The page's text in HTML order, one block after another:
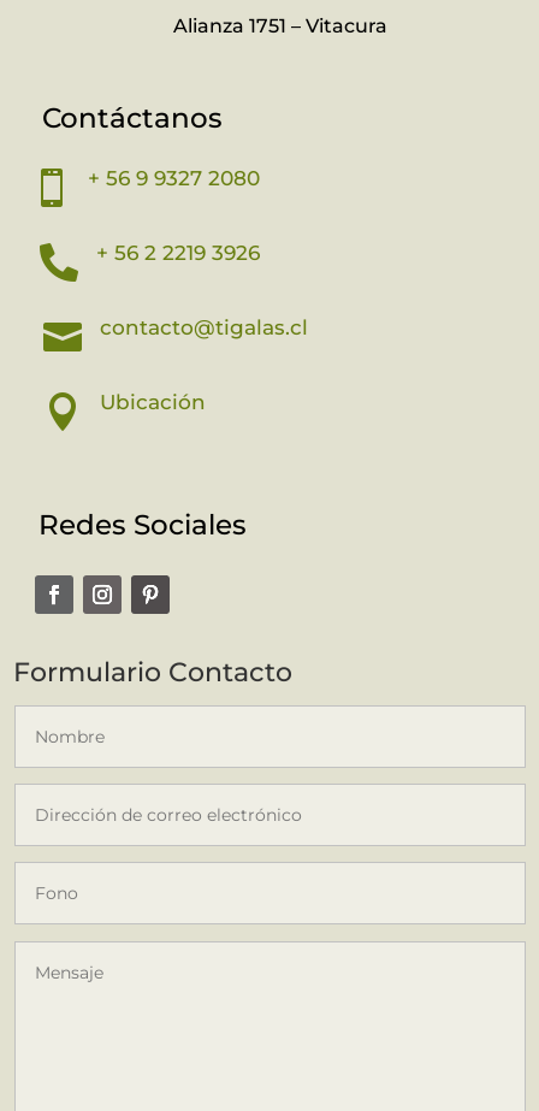
Alianza 1751 – Vitacura
Contáctanos
 + 56 9 9327 2080
 + 56 2 2219 3926
 contacto@tigalas.cl
 Ubicación
Redes Sociales
Formulario Contacto